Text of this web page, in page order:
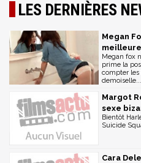
LES DERNIÈRES
Megan
Megan fox
prime la
compter les
demoiselle...
Margot
sexe
Bientôt
Suicide
Cara